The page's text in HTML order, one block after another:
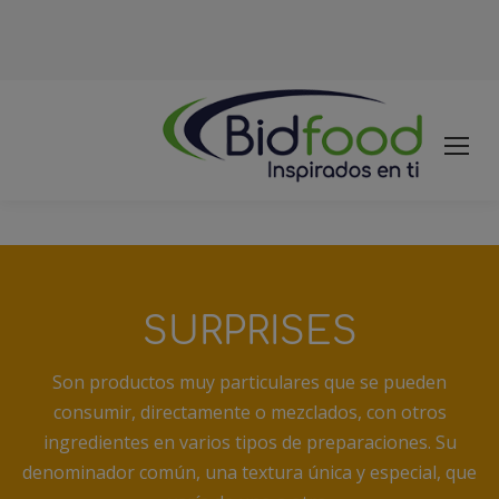
SURPRISES
Son productos muy particulares que se pueden
consumir, directamente o mezclados, con otros
ingredientes en varios tipos de preparaciones. Su
denominador común, una textura única y especial, que